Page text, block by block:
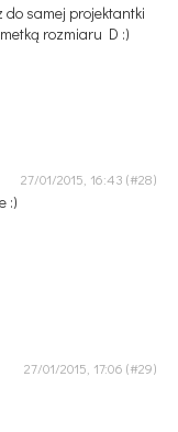
do samej projektantki
rozmiaru D :)
27/01/2015, 16:43
:)
27/01/2015, 17:06